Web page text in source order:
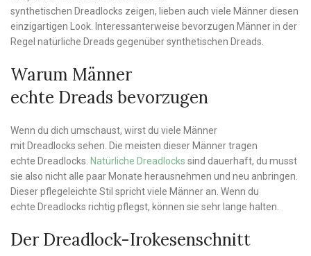
synthetischen Dreadlocks zeigen, lieben auch viele Männer diesen
einzigartigen Look. Interessanterweise bevorzugen Männer in der
Regel natürliche Dreads gegenüber synthetischen Dreads.
Warum Männer
echte Dreads bevorzugen
Wenn du dich umschaust, wirst du viele Männer
mit Dreadlocks sehen. Die meisten dieser Männer tragen
echte Dreadlocks. Natürliche Dreadlocks sind dauerhaft, du musst
sie also nicht alle paar Monate herausnehmen und neu anbringen.
Dieser pflegeleichte Stil spricht viele Männer an. Wenn du
echte Dreadlocks richtig pflegst, können sie sehr lange halten.
Der Dreadlock-Irokesenschnitt